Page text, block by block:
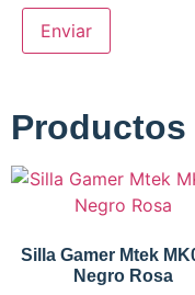
Silla Gamer Mtek
Negro Rosa